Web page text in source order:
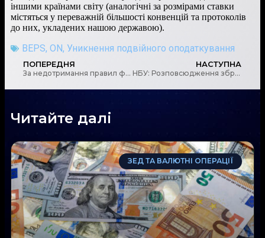
іншими країнами світу (аналогічні за розмірами ставки
містяться у переважній більшості конвенцій та протоколів
до них, укладених нашою державою).
BEPS, ON, Уникнення подвійного оподаткування
ПОПЕРЕДНЯ
За недотримання правил фінмоніторингу Мін’юст складатиме адмінпротоколи на адвокатів та нотаріусів за новими правилами
НАСТУПНА
НБУ: Розповсюдження зброї масового знищення, як і тероризм, не можуть існувати без фінансування
Читайте далі
ЗЕД ТА ВАЛЮТНІ ОПЕРАЦІЇ